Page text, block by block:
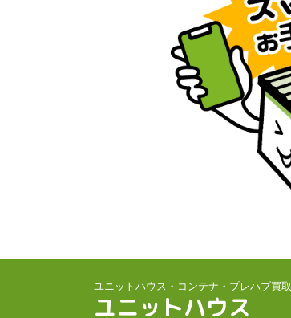
ユニットハウス・コンテナ・プレハブ買取
ユニットハウス